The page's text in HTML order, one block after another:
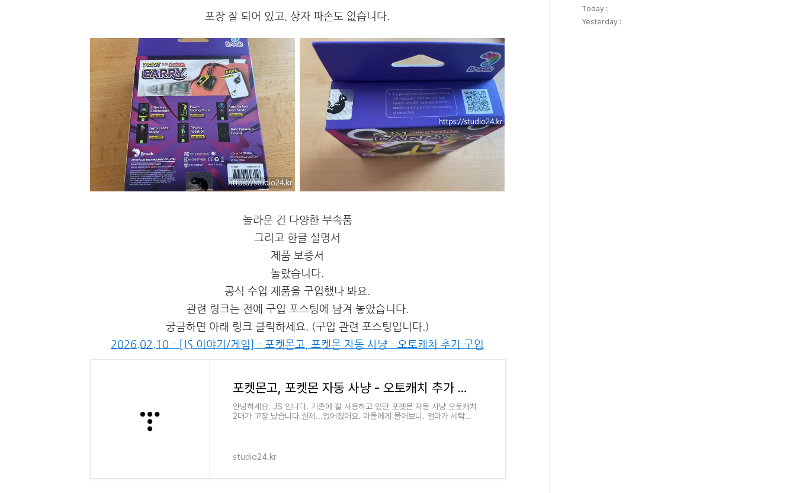
포장 잘 되어 있고, 상자 파손도 없습니다.
놀라운 건 다양한 부속품
그리고 한글 설명서
제품 보증서
놀랐습니다.
공식 수입 제품을 구입했나 봐요.
관련 링크는 전에 구입 포스팅에 남겨 놓았습니다.
궁금하면 아래 링크 클릭하세요. (구입 관련 포스팅입니다.)
2026.02.10 - [JS 이야기/게임] - 포켓몬고, 포켓몬 자동 사냥 - 오토캐치 추가 구입
포켓몬고, 포켓몬 자동 사냥 - 오토캐치 추가 구입
안녕하세요. JS 입니다. 기존에 잘 사용하고 있던 포켓몬 자동 사냥 오토캐치
2대가 고장 났습니다.실제...없어졌어요. 아들에게 물어보니. 엄마가 세탁기
studio24.kr
Today :
Yesterday :